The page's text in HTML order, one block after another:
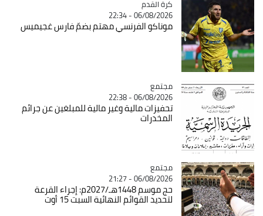
Catégorie
كرة القدم
06/08/2026 - 22:34
موناكو الفرنسي مهتم بضمّ فارس غجيميس
Catégorie
مجتمع
06/08/2026 - 22:38
تحفيزات مالية وغير مالية للمبلغين عن جرائم
المخدرات
Catégorie
مجتمع
06/08/2026 - 21:27
حج موسم 1448هـ/2027م: إجراء القرعة
لتحديد القوائم النهائية السبت 15 أوت